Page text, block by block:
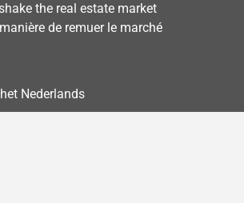
the real estate market
de remuer le marché
Nederlands